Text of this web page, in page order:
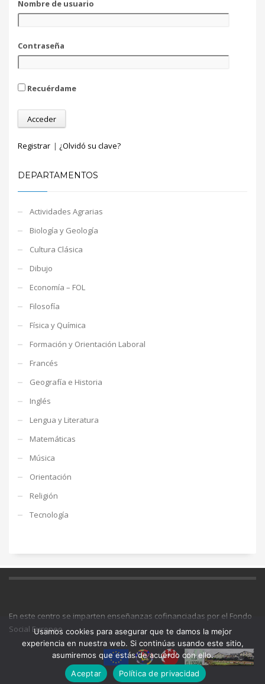
Nombre de usuario
Contraseña
Recuérdame
Registrar | ¿Olvidó su clave?
DEPARTAMENTOS
Actividades Agrarias
Biología y Geología
Cultura Clásica
Dibujo
Economía – FOL
Filosofía
Física y Química
Formación y Orientación Laboral
Francés
Geografía e Historia
Inglés
Lengua y Literatura
Matemáticas
Música
Orientación
Religión
Tecnología
En este centro se imparten enseñanzas cofinanciadas por el Fondo
Social Europeo
Usamos cookies para asegurar que te damos la mejor
experiencia en nuestra web. Si continúas usando este sitio,
asumiremos que estás de acuerdo con ello.
Aceptar
Política de privacidad